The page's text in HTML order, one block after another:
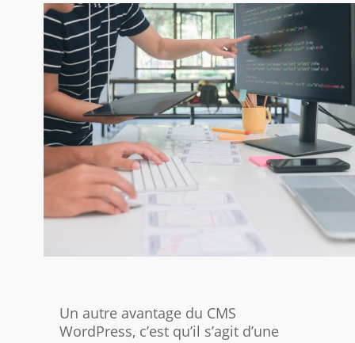
Un autre avantage du CMS
WordPress, c’est qu’il s’agit d’une